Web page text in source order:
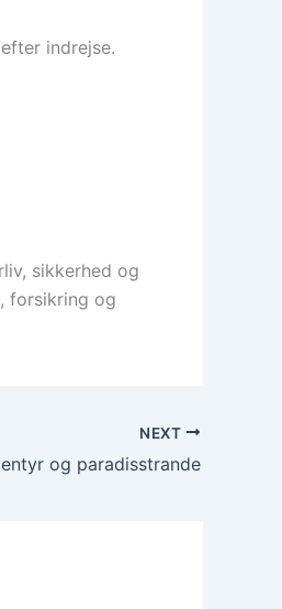
indrejse.
sikkerhed og
forsikring og
NEXT
og paradisstrande